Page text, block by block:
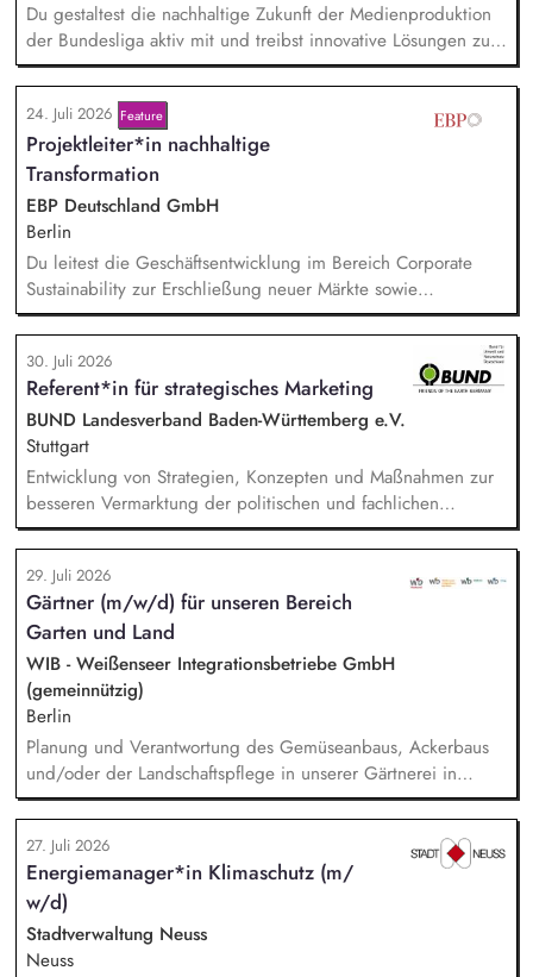
Du gestaltest die nachhaltige Zukunft der Medienproduktion
der Bundesliga aktiv mit und treibst innovative Lösungen zur
Reduzierung von Emissionen voran. Dein Fokus liegt auf der
Evaluierung von Reduktionspotentialen von TV-
Produktionskonzepten hinsichtlich Co2e-Fußabdruck,
Durchführung einer Machbarkeitsstudie zur emissionsfreien
USV-Stromversorgung sowie der Koordination interner und
externer Stakeholder.
24. Juli 2026 Feature
Projektleiter*in nachhaltige
Transformation
EBP Deutschland GmbH
Berlin
Du leitest die Geschäftsentwicklung im Bereich Corporate
Sustainability zur Erschließung neuer Märkte sowie
Entwicklung von Geschäftsmodellen. Dabei arbeitest du eng
mit einem bestehenden Team zusammen und entwickelst
dieses gemeinsam mit erfahrenen Projektleiter*innen weiter.
Zu Deinen Aufgaben gehören vor allem:
Strategieentwicklung: Entwurf und Umsetzung von
Wachstumsstrategie und Geschäftsmodellen, Trendanalysen:
Frühzeitige Identifikation von Branchen- und
Regulatoriktrends, Partnermanagement: Aufbau von
strategischen Partnerschaften, Kooperationen und
Netzwerken, Akquisition von Aufträgen, Neukunden und
Projekten.
30. Juli 2026
Referent*in für strategisches Marketing
BUND Landesverband Baden-Württemberg e.V.
Stuttgart
Entwicklung von Strategien, Konzepten und Maßnahmen zur
besseren Vermarktung der politischen und fachlichen
Aktivitäten des BUND Baden-Württemberg, Beratung,
Unterstützung und Qualifizierung der Haupt- und
Ehrenamtlichen im BUND zur Verbesserung der öffentlichen
Sichtbarkeit des BUND, Konzeptionelle Begleitung des
BUND-Auftritts bei Veranstaltungen, Aktionen u.ä.
29. Juli 2026
Gärtner (m/w/d) für unseren Bereich
Garten und Land
WIB - Weißenseer Integrationsbetriebe GmbH
(gemeinnützig)
Berlin
Planung und Verantwortung des Gemüseanbaus, Ackerbaus
und/oder der Landschaftspflege in unserer Gärtnerei in
Berlin-Malchow, Umsetzung eines zertifizierten Bio-Anbaus,
fachliche Anleitung und Unterstützung der Teilnehmenden
und Beschäftigten, Organisation der Arbeitsabläufe und einer
zweckmäßigen Arbeitsplatzgestaltung, Überwachung der
Einhaltung von Gesundheits-, Arbeitsschutz- und
Unfallverhütungsvorschriften.
27. Juli 2026
Energiemanager*in Klimaschutz (m/
w/d)
Stadtverwaltung Neuss
Neuss